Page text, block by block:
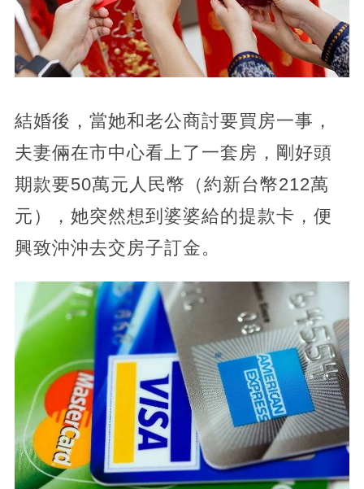
結婚後，當她和老公商討要買房一事，
夫妻倆在市中心看上了一套房，剛好頭
期款要50萬元人民幣（約新台幣212萬
元），她突然想到婆婆給的提款卡，便
興致沖沖去交房子訂金。